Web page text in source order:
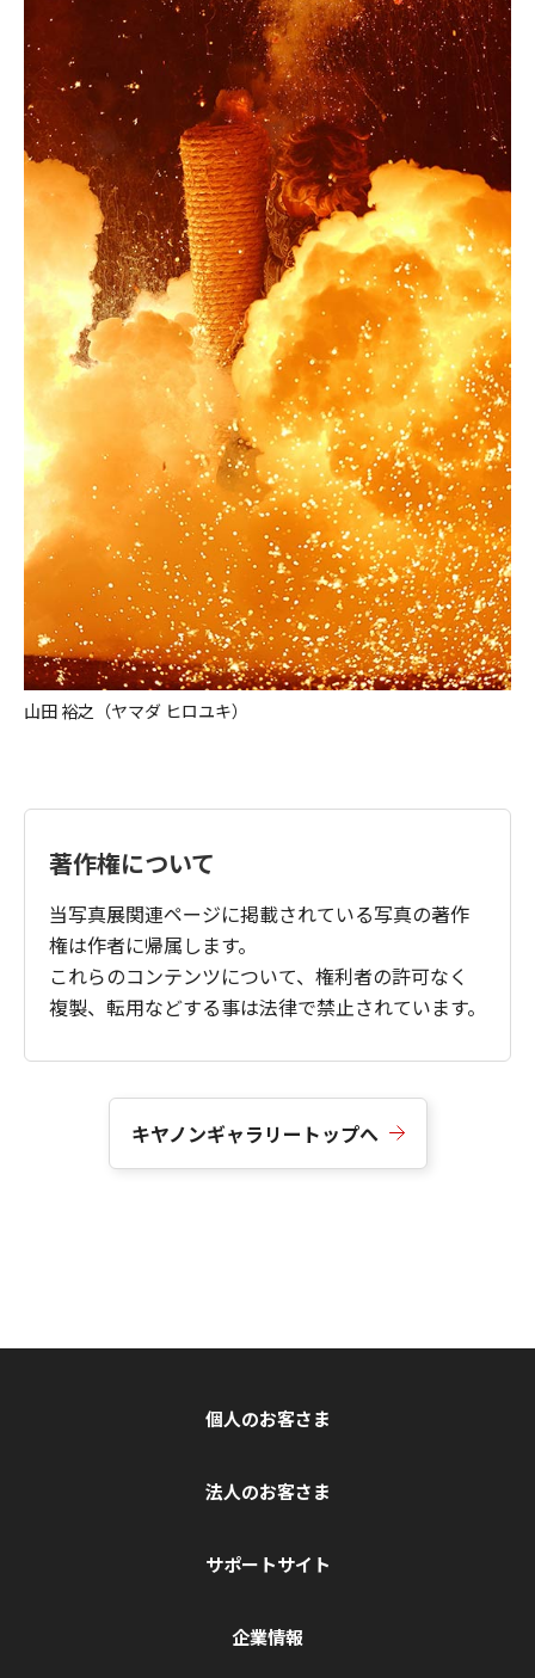
山田 裕之（ヤマダ ヒロユキ）
著作権について
当写真展関連ページに掲載されている写真の著作
権は作者に帰属します。
これらのコンテンツについて、権利者の許可なく
複製、転用などする事は法律で禁止されています。
キヤノンギャラリートップへ
個人のお客さま
法人のお客さま
サポートサイト
企業情報